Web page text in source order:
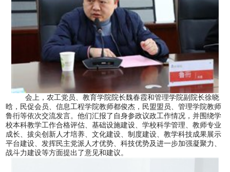
会上，农工党员、教育学院院长魏春霞和管理学院副院长徐晓
晗，民促会员、信息工程学院教师都俊杰，民盟盟员、管理学院教师
鲁衎等依次交流发言。他们汇报了自身参政议政工作情况，并围绕学
校本科教学工作合格评估、基础设施建设、学校科学管理、教师专业
成长、拔尖创新人才培养、文化建设、制度建设、教学科技成果展示
平台建设、发挥民主党派人才优势、科技优势及进一步加强凝聚力、
战斗力建设等方面提出了意见和建议。